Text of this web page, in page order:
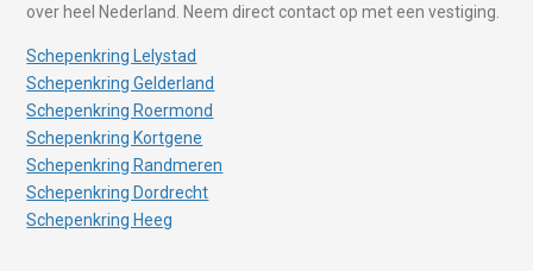
over heel Nederland. Neem direct contact op met een vestiging.
Schepenkring Lelystad
Schepenkring Gelderland
Schepenkring Roermond
Schepenkring Kortgene
Schepenkring Randmeren
Schepenkring Dordrecht
Schepenkring Heeg